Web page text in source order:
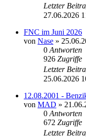
Letzter
27.06.2026
FNC im Juni 2026
von Nase »
0 Antworten
926 Zugriffe
Letzter
25.06.2026
12.08.2001 -
von MAD »
0 Antworten
672 Zugriffe
Letzter